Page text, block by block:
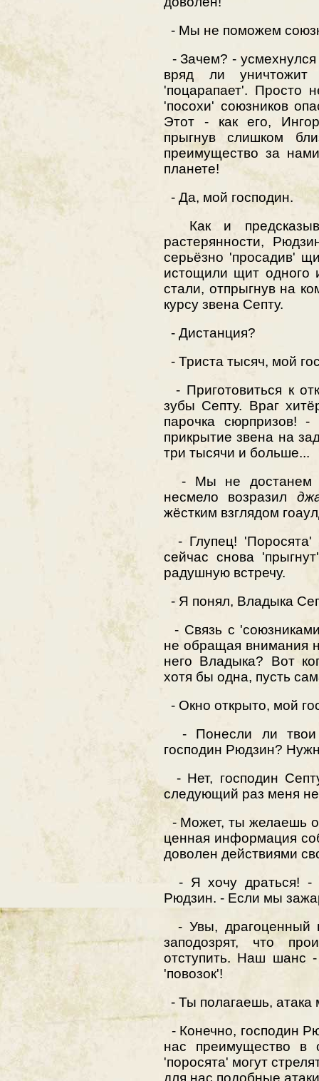
- Мы не поможем
- Зачем? -
вряд ли
'поцарапает'. Просто
'посохи' союзников
Этот - как его,
прыгнув слишком
преимущество за
планете!
- Да, мой господин.
Как и
растерянности,
серьёзно 'просадив'
истощили щит одного
стали, отпрыгнув на
курсу звена Септу.
- Дистанция?
- Триста тысяч, мой
- Приготовиться к
зубы Септу. Враг
парочка сюрпризов!
прикрытие звена на
три тысячи и больше...
- Мы не достанем
несмело возразил
жёстким взглядом
- Глупец! 'Поросята'
сейчас снова
радушную встречу.
- Я понял, Владыка
- Связь с
не обращая внимания
него Владыка? Вот
хотя бы одна, пусть
- Окно открыто, мой
- Понесли ли
господин Рюдзин?
- Нет, господин
следующий раз меня не
- Может, ты желаешь
ценная информация
доволен действиями
- Я хочу драться! -
Рюдзин. - Если мы
- Увы, драгоценный
заподозрят, что
отступить. Наш шанс
'повозок'!
- Ты полагаешь,
- Конечно, господин
нас преимущество в
'поросята' могут
для нас подобные